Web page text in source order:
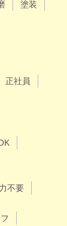
塗装
正社員
不要